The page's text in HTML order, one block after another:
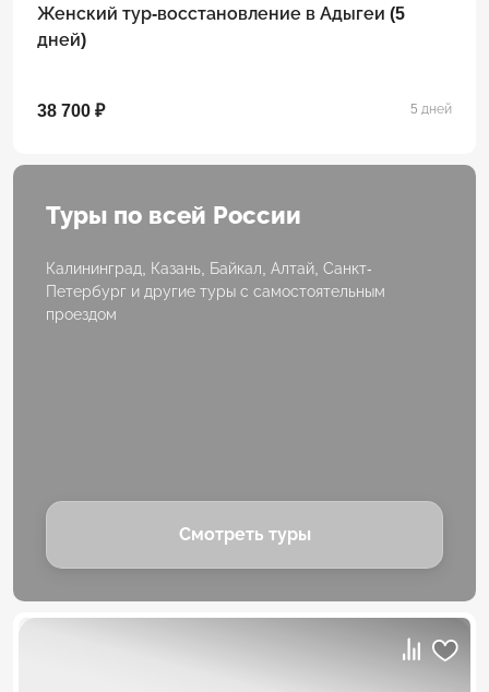
Женский тур-восстановление в Адыгеи (5
дней)
38 700 ₽ 5 дней
Туры по всей России
Калининград, Казань, Байкал, Алтай, Санкт-
Петербург и другие туры с самостоятельным
проездом
Смотреть туры